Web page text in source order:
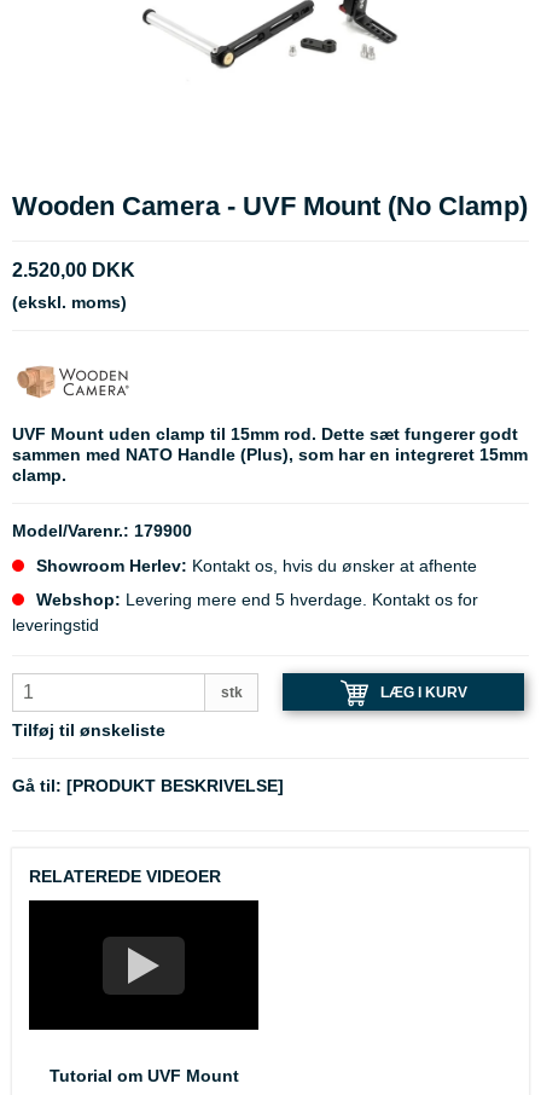
Wooden Camera - UVF Mount (No Clamp)
2.520,00 DKK
(ekskl. moms)
UVF Mount uden clamp til 15mm rod. Dette sæt fungerer godt
sammen med NATO Handle (Plus), som har en integreret 15mm
clamp.
Model/Varenr.: 179900
Showroom Herlev: Kontakt os, hvis du ønsker at afhente
Webshop: Levering mere end 5 hverdage. Kontakt os for
leveringstid
stk LÆG I KURV
Tilføj til ønskeliste
Gå til: [PRODUKT BESKRIVELSE]
RELATEREDE VIDEOER
Tutorial om UVF Mount